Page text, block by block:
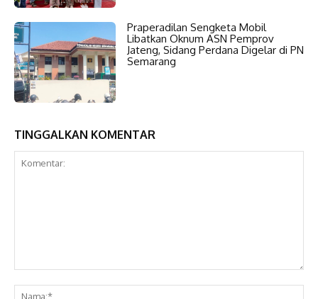
Praperadilan Sengketa Mobil
Libatkan Oknum ASN Pemprov
Jateng, Sidang Perdana Digelar di PN
Semarang
TINGGALKAN KOMENTAR